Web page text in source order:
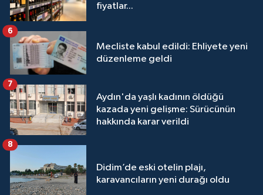
fiyatlar...
Mecliste kabul edildi: Ehliyete yeni
düzenleme geldi
6
Aydın'da yaşlı kadının öldüğü
kazada yeni gelişme: Sürücünün
hakkında karar verildi
7
Didim’de eski otelin plajı,
karavancıların yeni durağı oldu
8